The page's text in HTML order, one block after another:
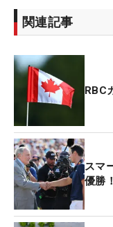
続けてきた選手
上げたりで、戸
心が大きく揺れ
臨む選手たちが
日々、好プレー
レーヤーだ」と
最終日を2位タイ
アイルランド）が
リーに大きな期待
関連記事
RBC
スマ
優勝